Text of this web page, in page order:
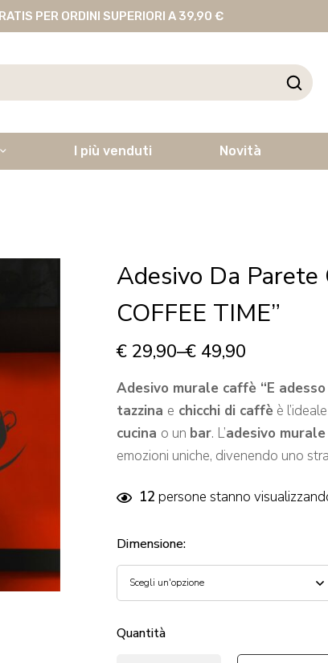
PER ORDINI SUPERIORI A 39,90 €
I più venduti Novità
Adesivo Da Parete
COFFEE TIME”
€ 29,90–€ 49,90
Adesivo murale caffè “E
tazzina e chicchi di caffè è
cucina o un bar. L’adesivo murale
emozioni uniche, divenendo uno
12 persone stanno
Dimensione:
Quantità